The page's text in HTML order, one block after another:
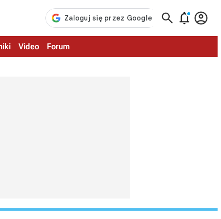
  
Video Forum